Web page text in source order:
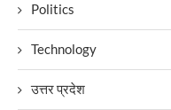
Politics
Technology
उत्तर प्रदेश